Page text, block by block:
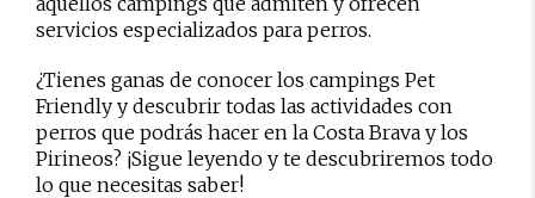
servicios especializados para perros.
¿Tienes ganas de conocer los campings Pet
Friendly y descubrir todas las actividades con
perros que podrás hacer en la Costa Brava y los
Pirineos? ¡Sigue leyendo y te descubriremos todo
lo que necesitas saber!